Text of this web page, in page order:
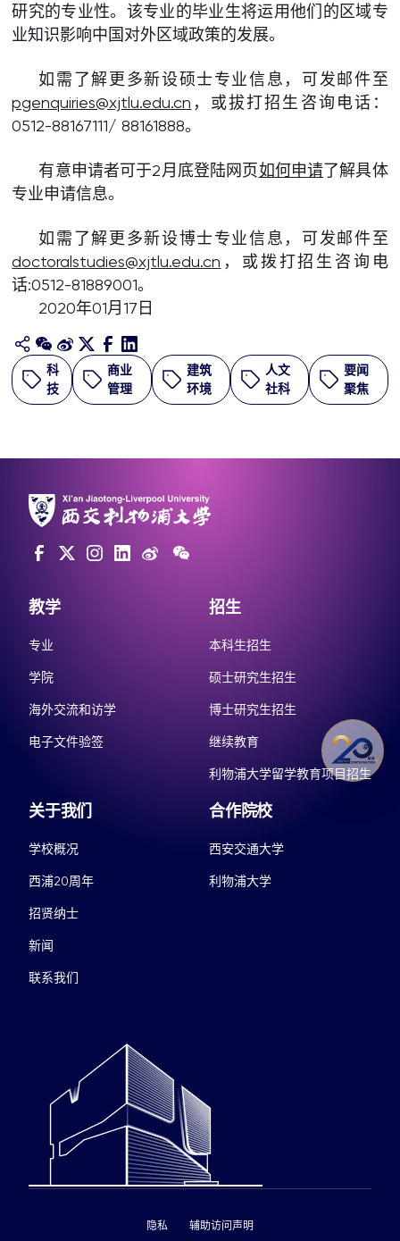
研究的专业性。该专业的毕业生将运用他们的区域专
业知识影响中国对外区域政策的发展。
如需了解更多新设硕士专业信息，可发邮件至
pgenquiries@xjtlu.edu.cn ，或拔打招生咨询电话：
0512-88167111/ 88161888。
有意申请者可于2月底登陆网页如何申请了解具体
专业申请信息。
如需了解更多新设博士专业信息，可发邮件至
doctoralstudies@xjtlu.edu.cn ，或拨打招生咨询电
话:0512-81889001。
2020年01月17日
科
技
商业
管理
建筑
环境
人文
社科
要闻
聚焦
教学
专业
学院
海外交流和访学
电子文件验签
招生
本科生招生
硕士研究生招生
博士研究生招生
继续教育
利物浦大学留学教育项目招生
关于我们
学校概况
西浦20周年
招贤纳士
新闻
联系我们
合作院校
西安交通大学
利物浦大学
隐私 辅助访问声明